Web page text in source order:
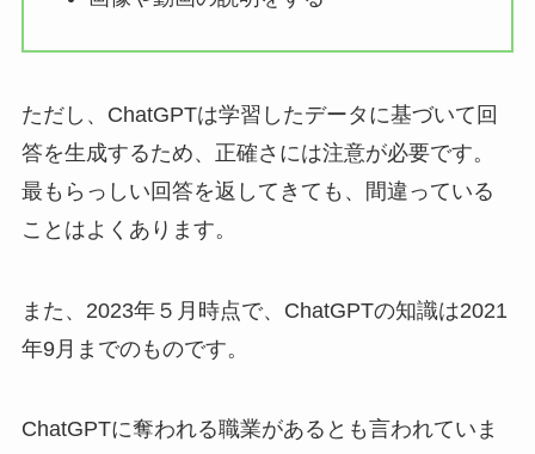
ただし、ChatGPTは学習したデータに基づいて回
答を生成するため、正確さには注意が必要です。
最もらっしい回答を返してきても、間違っている
ことはよくあります。
また、2023年５月時点で、ChatGPTの知識は2021
年9月までのものです。
ChatGPTに奪われる職業があるとも言われていま